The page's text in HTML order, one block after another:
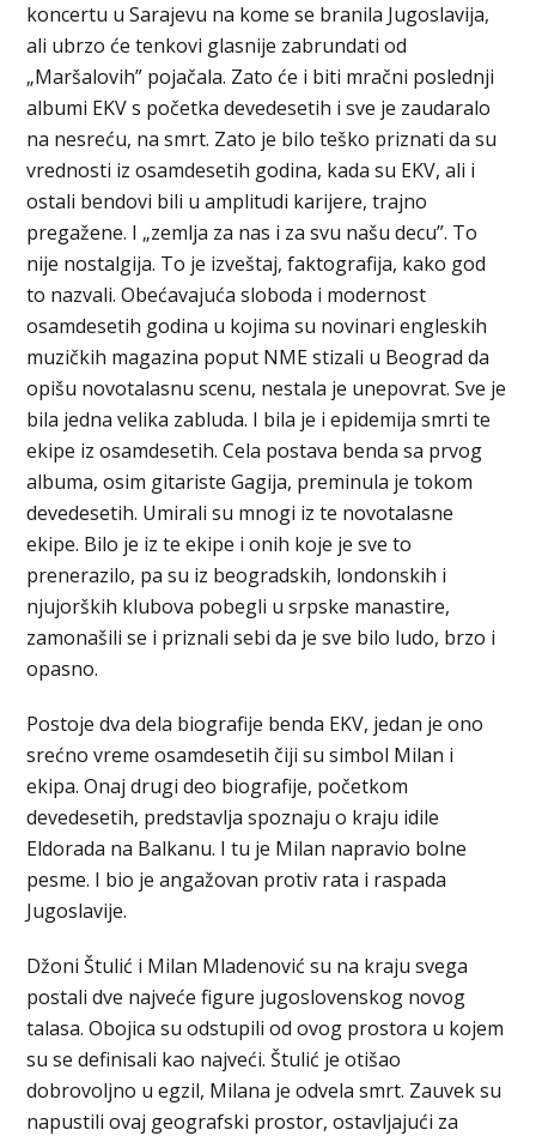
koncertu u Sarajevu na kome se branila Jugoslavija,
ali ubrzo će tenkovi glasnije zabrundati od
„Maršalovih” pojačala. Zato će i biti mračni poslednji
albumi EKV s početka devedesetih i sve je zaudaralo
na nesreću, na smrt. Zato je bilo teško priznati da su
vrednosti iz osamdesetih godina, kada su EKV, ali i
ostali bendovi bili u amplitudi karijere, trajno
pregažene. I „zemlja za nas i za svu našu decu”. To
nije nostalgija. To je izveštaj, faktografija, kako god
to nazvali. Obećavajuća sloboda i modernost
osamdesetih godina u kojima su novinari engleskih
muzičkih magazina poput NME stizali u Beograd da
opišu novotalasnu scenu, nestala je unepovrat. Sve je
bila jedna velika zabluda. I bila je i epidemija smrti te
ekipe iz osamdesetih. Cela postava benda sa prvog
albuma, osim gitariste Gagija, preminula je tokom
devedesetih. Umirali su mnogi iz te novotalasne
ekipe. Bilo je iz te ekipe i onih koje je sve to
prenerazilo, pa su iz beogradskih, londonskih i
njujorških klubova pobegli u srpske manastire,
zamonašili se i priznali sebi da je sve bilo ludo, brzo i
opasno.
Postoje dva dela biografije benda EKV, jedan je ono
srećno vreme osamdesetih čiji su simbol Milan i
ekipa. Onaj drugi deo biografije, početkom
devedesetih, predstavlja spoznaju o kraju idile
Eldorada na Balkanu. I tu je Milan napravio bolne
pesme. I bio je angažovan protiv rata i raspada
Jugoslavije.
Džoni Štulić i Milan Mladenović su na kraju svega
postali dve najveće figure jugoslovenskog novog
talasa. Obojica su odstupili od ovog prostora u kojem
su se definisali kao najveći. Štulić je otišao
dobrovoljno u egzil, Milana je odvela smrt. Zauvek su
napustili ovaj geografski prostor, ostavljajući za